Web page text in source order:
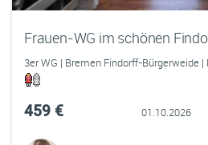
Frauen-WG im schönen
3er WG | Bremen Findorff-Bürgerweide
459 € 01.10.2026